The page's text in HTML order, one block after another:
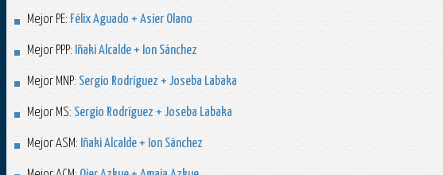
Mejor PE: Félix Aguado + Asier Olano
Mejor PPP: Iñaki Alcalde + Ion Sánchez
Mejor MNP: Sergio Rodríguez + Joseba Labaka
Mejor MS: Sergio Rodríguez + Joseba Labaka
Mejor ASM: Iñaki Alcalde + Ion Sánchez